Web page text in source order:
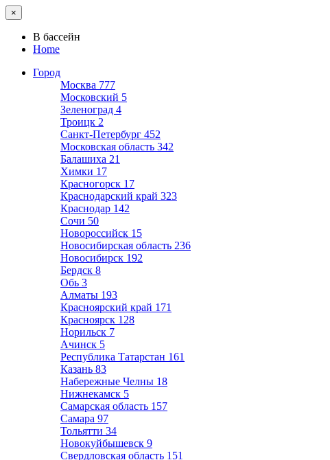
×
В бассейн
Home
Город
Москва 777
Московский 5
Зеленоград 4
Троицк 2
Санкт-Петербург 452
Московская область 342
Балашиха 21
Химки 17
Красногорск 17
Краснодарский край 323
Краснодар 142
Сочи 50
Новороссийск 15
Новосибирская область 236
Новосибирск 192
Бердск 8
Обь 3
Алматы 193
Красноярский край 171
Красноярск 128
Норильск 7
Ачинск 5
Республика Татарстан 161
Казань 83
Набережные Челны 18
Нижнекамск 5
Самарская область 157
Самара 97
Тольятти 34
Новокуйбышевск 9
Свердловская область 151